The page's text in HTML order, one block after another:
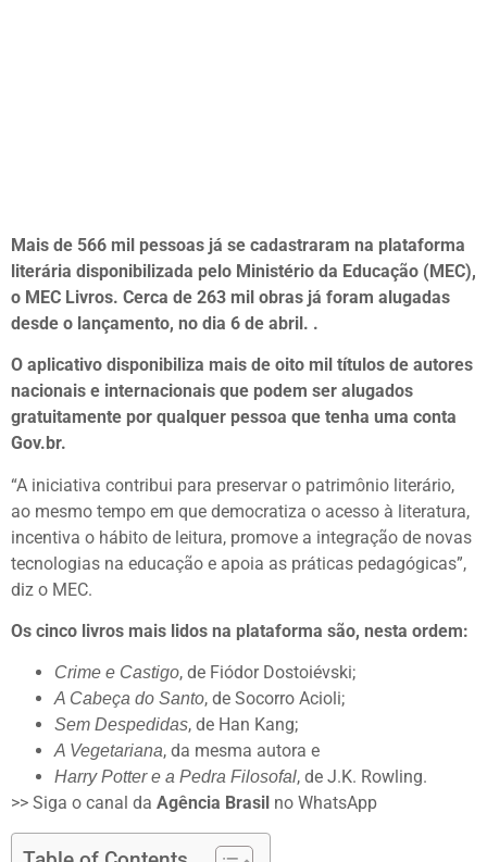
Mais de 566 mil pessoas já se cadastraram na plataforma
literária disponibilizada pelo Ministério da Educação (MEC),
o MEC Livros. Cerca de 263 mil obras já foram alugadas
desde o lançamento, no dia 6 de abril. .
O aplicativo disponibiliza mais de oito mil títulos de autores
nacionais e internacionais que podem ser alugados
gratuitamente por qualquer pessoa que tenha uma conta
Gov.br.
“A iniciativa contribui para preservar o patrimônio literário,
ao mesmo tempo em que democratiza o acesso à literatura,
incentiva o hábito de leitura, promove a integração de novas
tecnologias na educação e apoia as práticas pedagógicas”,
diz o MEC.
Os cinco livros mais lidos na plataforma são, nesta ordem:
Crime e Castigo, de Fiódor Dostoiévski;
A Cabeça do Santo, de Socorro Acioli;
Sem Despedidas, de Han Kang;
A Vegetariana, da mesma autora e
Harry Potter e a Pedra Filosofal, de J.K. Rowling.
>> Siga o canal da Agência Brasil no WhatsApp